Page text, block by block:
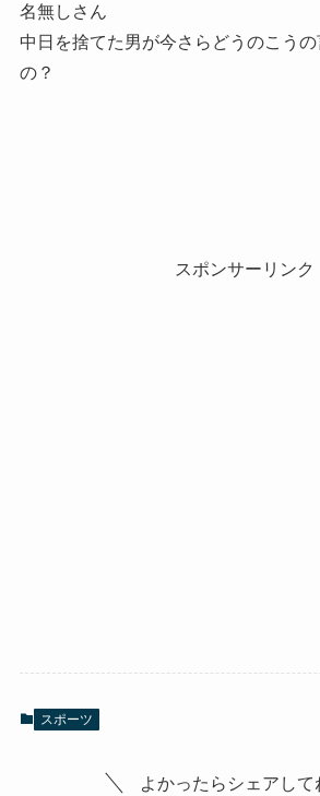
名無しさん
中日を捨てた男が今さらどうのこう
の？
スポンサーリンク
スポーツ
よかったらシェアして